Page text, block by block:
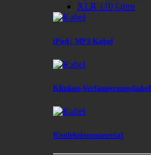
XLR 110 Ohm
iPod / MP3 Kabel
Klinken-Verlängerungskabel
Konfektionsmaterial